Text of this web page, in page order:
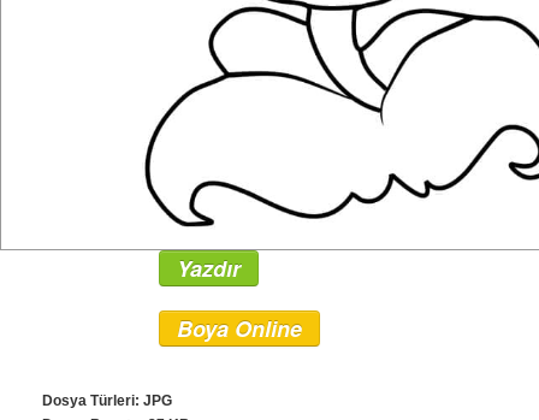
Yazdır
Boya Online
Dosya Türleri: JPG